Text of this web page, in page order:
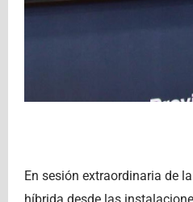
En sesión extraordinaria de